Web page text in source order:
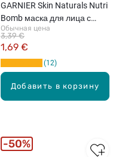
Добавить в корзину
GARNIER Skin Naturals Nutri
Bomb маска для лица с
кокосовым молоком, 32г
Обычная цена
1,69 €
3,39 €
12
50%